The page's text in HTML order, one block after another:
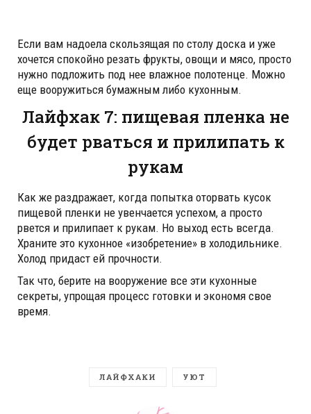
Если вам надоела скользящая по столу доска и уже
хочется спокойно резать фрукты, овощи и мясо, просто
нужно подложить под нее влажное полотенце. Можно
еще вооружиться бумажным либо кухонным.
Лайфхак 7: пищевая пленка не
будет рваться и прилипать к
рукам
Как же раздражает, когда попытка оторвать кусок
пищевой пленки не увенчается успехом, а просто
рвется и прилипает к рукам. Но выход есть всегда.
Храните это кухонное «изобретение» в холодильнике.
Холод придаст ей прочности.
Так что, берите на вооружение все эти кухонные
секреты, упрощая процесс готовки и экономя свое
время.
ЛАЙФХАКИ УЮТ